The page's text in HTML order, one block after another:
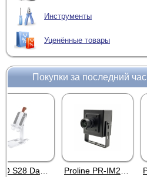
Инструменты
Уценённые товары
Покупки за последний час
Proline PR-IM2045FCX